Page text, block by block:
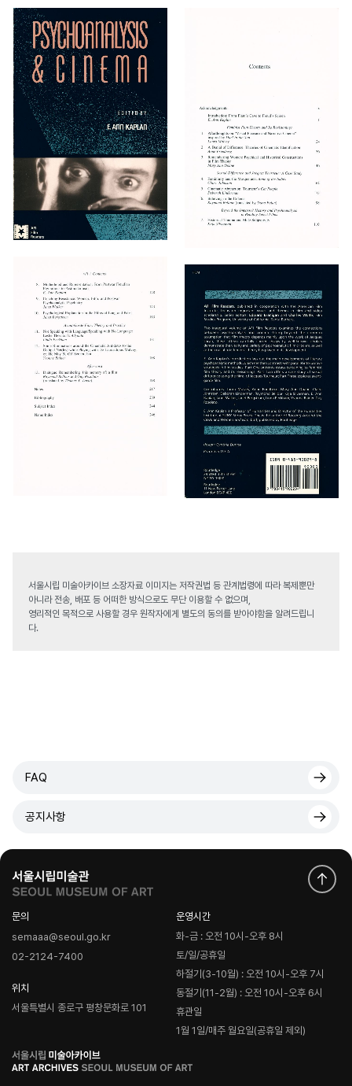
서울시립 미술아카이브 소장자료 이미지는 저작권법 등 관계법령에 따라 복제뿐만
아니라 전송, 배포 등 어떠한 방식으로도 무단 이용할 수 없으며,
영리적인 목적으로 사용할 경우 원작자에게 별도의 동의를 받아야함을 알려드립니
다.
FAQ
공지사항
문의
semaaa@seoul.go.kr
02-2124-7400
위치
서울특별시 종로구 평창문화로 101
운영시간
화-금 : 오전 10시-오후 8시
토/일/공휴일
하절기(3-10월) : 오전 10시-오후 7시
동절기(11-2월) : 오전 10시-오후 6시
휴관일
1월 1일/매주 월요일(공휴일 제외)
로
고